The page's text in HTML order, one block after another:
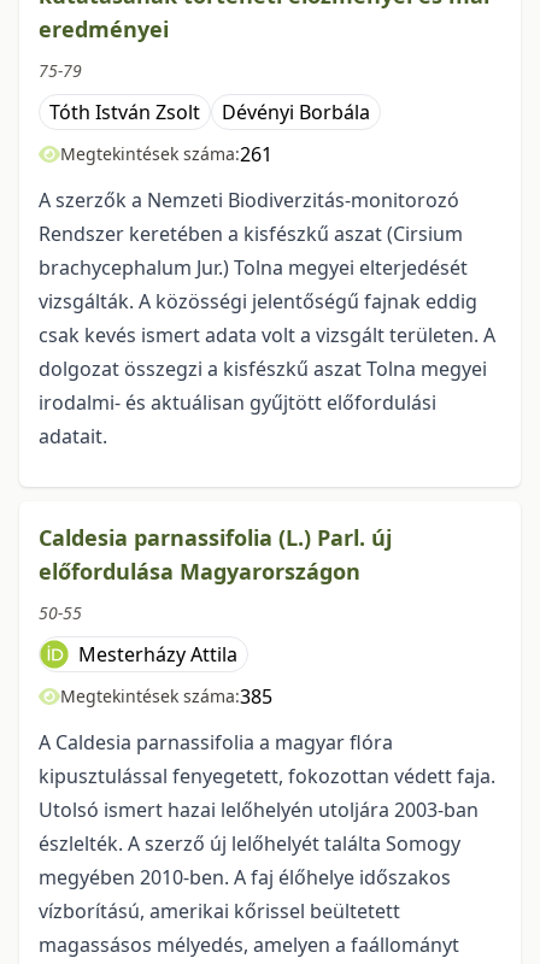
eredményei
75-79
Tóth István Zsolt Dévényi Borbála
Megtekintések száma:261
A szerzők a Nemzeti Biodiverzitás-monitorozó
Rendszer keretében a kisfészkű aszat (Cirsium
brachycephalum Jur.) Tolna megyei elterjedését
vizsgálták. A közösségi jelentőségű fajnak eddig
csak kevés ismert adata volt a vizsgált területen. A
dolgozat összegzi a kisfészkű aszat Tolna megyei
irodalmi- és aktuálisan gyűjtött előfordulási
adatait.
Caldesia parnassifolia (L.) Parl. új
előfordulása Magyarországon
50-55
Mesterházy Attila
Megtekintések száma:385
A Caldesia parnassifolia a magyar flóra
kipusztulással fenyegetett, fokozottan védett faja.
Utolsó ismert hazai lelőhelyén utoljára 2003-ban
észlelték. A szerző új lelőhelyét találta Somogy
megyében 2010-ben. A faj élőhelye időszakos
vízborítású, amerikai kőrissel beültetett
magassásos mélyedés, amelyen a faállományt